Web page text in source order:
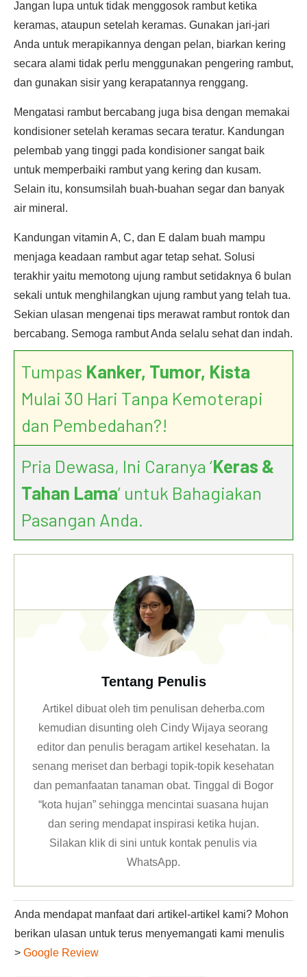
Jangan lupa untuk tidak menggosok rambut ketika
keramas, ataupun setelah keramas. Gunakan jari-jari
Anda untuk merapikannya dengan pelan, biarkan kering
secara alami tidak perlu menggunakan pengering rambut,
dan gunakan sisir yang kerapatannya renggang.
Mengatasi rambut bercabang juga bisa dengan memakai
kondisioner setelah keramas secara teratur. Kandungan
pelembab yang tinggi pada kondisioner sangat baik
untuk memperbaiki rambut yang kering dan kusam.
Selain itu, konsumsilah buah-buahan segar dan banyak
air mineral.
Kandungan vitamin A, C, dan E dalam buah mampu
menjaga keadaan rambut agar tetap sehat. Solusi
terakhir yaitu memotong ujung rambut setidaknya 6 bulan
sekali untuk menghilangkan ujung rambut yang telah tua.
Sekian ulasan mengenai tips merawat rambut rontok dan
bercabang. Semoga rambut Anda selalu sehat dan indah.
Tumpas Kanker, Tumor, Kista
Mulai 30 Hari Tanpa Kemoterapi
dan Pembedahan?!
Pria Dewasa, Ini Caranya ‘Keras &
Tahan Lama’ untuk Bahagiakan
Pasangan Anda.
Tentang Penulis
Artikel dibuat oleh tim penulisan deherba.com
kemudian disunting oleh Cindy Wijaya seorang
editor dan penulis beragam artikel kesehatan. Ia
senang meriset dan berbagi topik-topik kesehatan
dan pemanfaatan tanaman obat. Tinggal di Bogor
“kota hujan” sehingga mencintai suasana hujan
dan sering mendapat inspirasi ketika hujan.
Silakan klikdi sini untuk kontak penulis via
WhatsApp.
Anda mendapat manfaat dari artikel-artikel kami? Mohon
berikan ulasan untuk terus menyemangati kami menulis
> Google Review